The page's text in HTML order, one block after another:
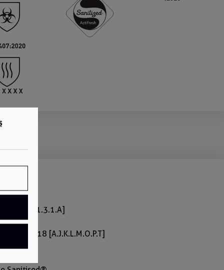
[4.1.3.1.A]
[A.J.K.L.M.O.P.T]